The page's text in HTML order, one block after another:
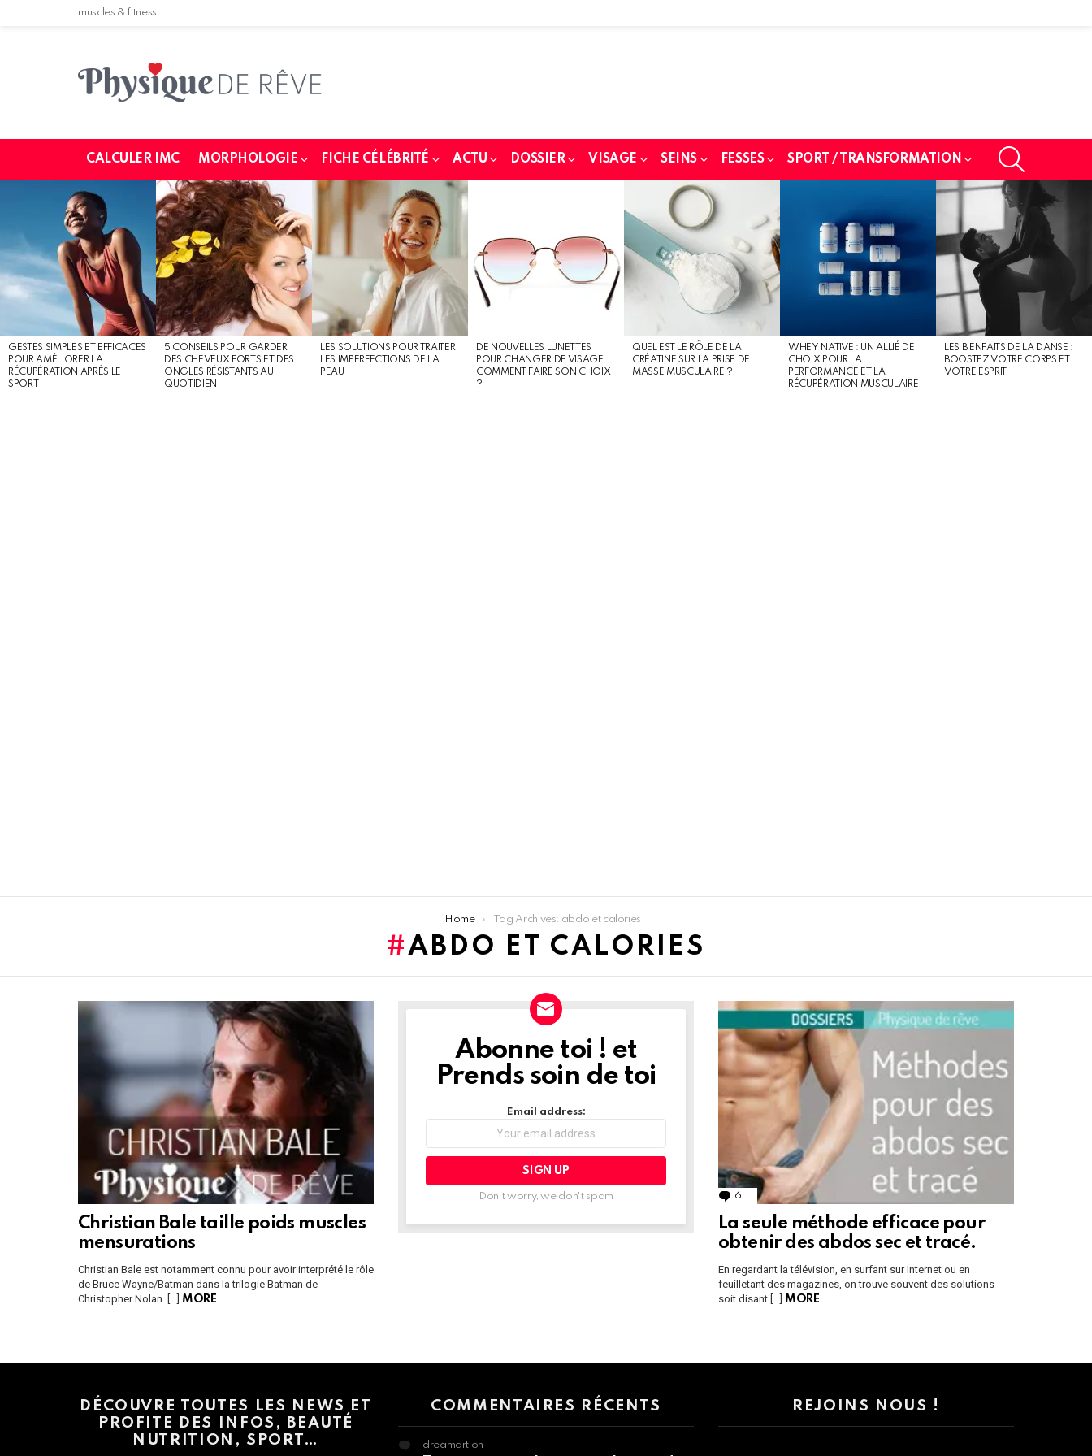
muscles & fitness
CALCULER IMC MORPHOLOGIE FICHE CÉLÉBRITÉ ACTU DOSSIER VISAGE SEINS FESSES SPORT / TRANSFORMATION
GESTES SIMPLES ET EFFICACES
POUR AMÉLIORER LA
RÉCUPÉRATION APRÈS LE
SPORT
5 CONSEILS POUR GARDER
DES CHEVEUX FORTS ET DES
ONGLES RÉSISTANTS AU
QUOTIDIEN
LES SOLUTIONS POUR TRAITER
LES IMPERFECTIONS DE LA
PEAU
DE NOUVELLES LUNETTES
POUR CHANGER DE VISAGE :
COMMENT FAIRE SON CHOIX
?
QUEL EST LE RÔLE DE LA
CRÉATINE SUR LA PRISE DE
MASSE MUSCULAIRE ?
WHEY NATIVE : UN ALLIÉ DE
CHOIX POUR LA
PERFORMANCE ET LA
RÉCUPÉRATION MUSCULAIRE
LES BIENFAITS DE LA DANSE :
BOOSTEZ VOTRE CORPS ET
VOTRE ESPRIT
Home Tag Archives: abdo et calories
ABDO ET CALORIES
LATEST
Christian Bale taille poids muscles
mensurations
Christian Bale est notamment connu pour avoir interprété le rôle
de Bruce Wayne/Batman dans la trilogie Batman de
Christopher Nolan. […] MORE
NEWSLETTER
Abonne toi ! et
Prends soin de toi
Email address:
Don't worry, we don't spam 6 Comments
La seule méthode efficace pour
obtenir des abdos sec et tracé.
En regardant la télévision, en surfant sur Internet ou en
feuilletant des magazines, on trouve souvent des solutions
soit disant […] MORE
DÉCOUVRE TOUTES LES NEWS ET
PROFITE DES INFOS, BEAUTÉ
NUTRITION, SPORT…
COMMENTAIRES RÉCENTS
dreamart on
REJOINS NOUS !